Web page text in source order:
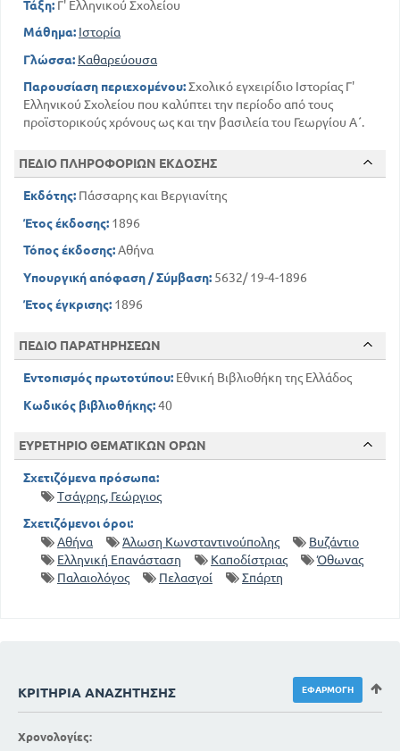
Τάξη: Γ' Ελληνικού Σχολείου
Μάθημα: Ιστορία
Γλώσσα: Καθαρεύουσα
Παρουσίαση περιεχομένου:Σχολικό εγχειρίδιο Ιστορίας Γ'
Ελληνικού Σχολείου που καλύπτει την περίοδο από τους
προϊστορικούς χρόνους ως και την βασιλεία του Γεωργίου Α΄.
ΠΕΔΙΟ ΠΛΗΡΟΦΟΡΙΩΝ ΕΚΔΟΣΗΣ
Εκδότης: Πάσσαρης και Βεργιανίτης
Έτος έκδοσης: 1896
Τόπος έκδοσης:Αθήνα
Υπουργική απόφαση / Σύμβαση: 5632/ 19-4-1896
Έτος έγκρισης: 1896
ΠΕΔΙΟ ΠΑΡΑΤΗΡΗΣΕΩΝ
Εντοπισμός πρωτοτύπου: Εθνική Βιβλιοθήκη της Ελλάδος
Κωδικός βιβλιοθήκης:40
ΕΥΡΕΤΗΡΙΟ ΘΕΜΑΤΙΚΩΝ ΟΡΩΝ
Σχετιζόμενα πρόσωπα:
Τσάγρης, Γεώργιος
Σχετιζόμενοι όροι:
Αθήνα
Άλωση Κωνσταντινούπολης
Βυζάντιο
Ελληνική Επανάσταση
Καποδίστριας
Όθωνας
Παλαιολόγος
Πελασγοί Σπάρτη
ΚΡΙΤΉΡΙΑ ΑΝΑΖΉΤΗΣΗΣ
Χρονολογίες: